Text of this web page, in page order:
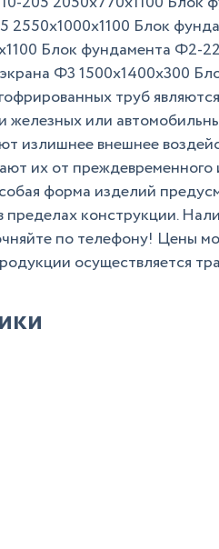
2550х1000х1100 Блок
Блок фундамента Ф2-
Ф3 1500х1400х300
труб
железных или
излишнее внешнее
их от
форма изделий
конструкции.
по телефону! Цены
осуществляется